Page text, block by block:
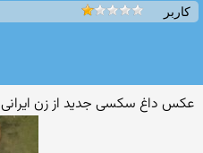
کاربر
عکس داغ سکسی جدید از زن ایرانی